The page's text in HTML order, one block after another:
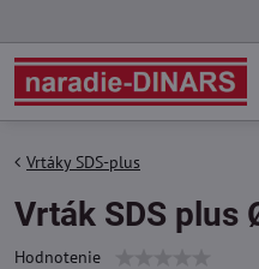
Vrtáky SDS-plus
Vrták SDS plus
Hodnotenie